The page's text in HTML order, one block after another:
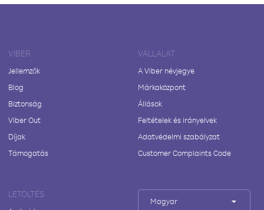
VIBER
Jellemzők
Blog
Biztonság
Viber Out
Díjak
Támogatás
VÁLLALAT
A Viber névjegye
Márkaközpont
Állások
Feltételek és irányelvek
Adatvédelmi szabályzat
Customer Complaints Code
LETÖLTÉS
Magyar